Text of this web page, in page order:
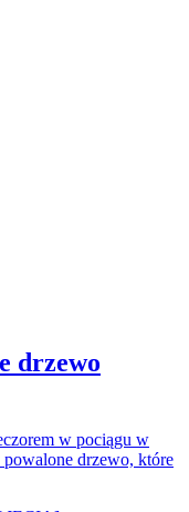
drzewo
w pociągu w
powalone drzewo, które